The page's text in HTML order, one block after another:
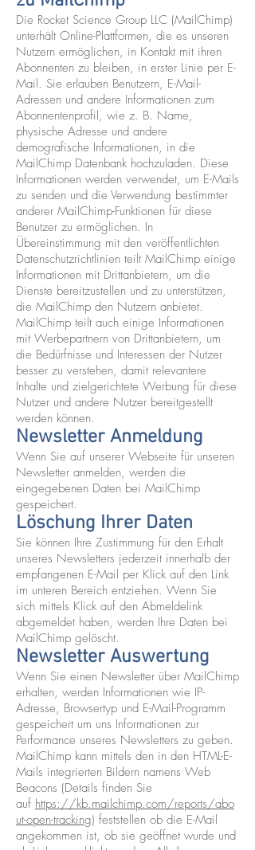
Die Rocket Science Group LLC (MailChimp)
unterhält Online-Plattformen, die es unseren
Nutzern ermöglichen, in Kontakt mit ihren
Abonnenten zu bleiben, in erster Linie per E-
Mail. Sie erlauben Benutzern, E-Mail-
Adressen und andere Informationen zum
Abonnentenprofil, wie z. B. Name,
physische Adresse und andere
demografische Informationen, in die
MailChimp Datenbank hochzuladen. Diese
Informationen werden verwendet, um E-Mails
zu senden und die Verwendung bestimmter
anderer MailChimp-Funktionen für diese
Benutzer zu ermöglichen. In
Übereinstimmung mit den veröffentlichten
Datenschutzrichtlinien teilt MailChimp einige
Informationen mit Drittanbietern, um die
Dienste bereitzustellen und zu unterstützen,
die MailChimp den Nutzern anbietet.
MailChimp teilt auch einige Informationen
mit Werbepartnern von Drittanbietern, um
die Bedürfnisse und Interessen der Nutzer
besser zu verstehen, damit relevantere
Inhalte und zielgerichtete Werbung für diese
Nutzer und andere Nutzer bereitgestellt
werden können.
Newsletter Anmeldung
Wenn Sie auf unserer Webseite für unseren
Newsletter anmelden, werden die
eingegebenen Daten bei MailChimp
gespeichert.
Löschung Ihrer Daten
Sie können Ihre Zustimmung für den Erhalt
unseres Newsletters jederzeit innerhalb der
empfangenen E-Mail per Klick auf den Link
im unteren Bereich entziehen. Wenn Sie
sich mittels Klick auf den Abmeldelink
abgemeldet haben, werden Ihre Daten bei
MailChimp gelöscht.
Newsletter Auswertung
Wenn Sie einen Newsletter über MailChimp
erhalten, werden Informationen wie IP-
Adresse, Browsertyp und E-Mail-Programm
gespeichert um uns Informationen zur
Performance unseres Newsletters zu geben.
MailChimp kann mittels den in den HTML-E-
Mails integrierten Bildern namens Web
Beacons (Details finden Sie
auf https://kb.mailchimp.com/reports/abo
ut-open-tracking) feststellen ob die E-Mail
angekommen ist, ob sie geöffnet wurde und